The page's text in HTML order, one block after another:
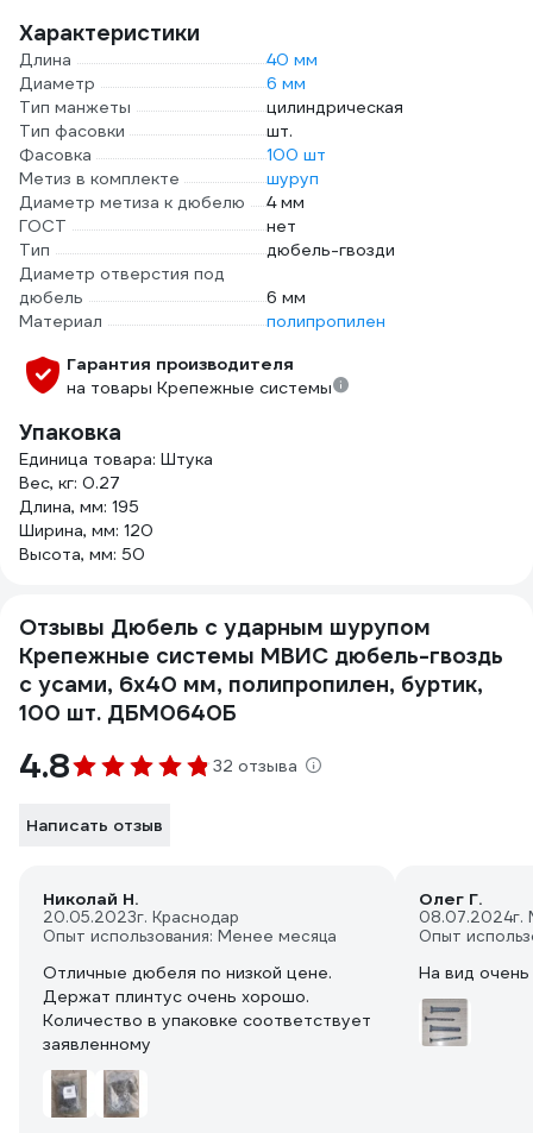
Характеристики
Длина
40 мм
Диаметр
6 мм
Тип манжеты
цилиндрическая
Тип фасовки
шт.
Фасовка
100 шт
Метиз в комплекте
шуруп
Диаметр метиза к дюбелю
4 мм
ГОСТ
нет
Тип
дюбель-гвозди
Диаметр отверстия под
дюбель
6 мм
Материал
полипропилен
Гарантия производителя
на товары Крепежные системы
Упаковка
Единица товара: Штука
Вес, кг: 0.27
Длина, мм: 195
Ширина, мм: 120
Высота, мм: 50
Отзывы Дюбель с ударным шурупом
Крепежные системы МВИС дюбель-гвоздь
с усами, 6x40 мм, полипропилен, буртик,
100 шт. ДБМ0640Б
4.8 32 отзыва
Написать отзыв
Николай Н.
20.05.2023г. Краснодар
Опыт использования: Менее месяца
Отличные дюбеля по низкой цене.
Держат плинтус очень хорошо.
Количество в упаковке соответствует
заявленному
Олег Г.
08.07.2024г.
Опыт
На вид